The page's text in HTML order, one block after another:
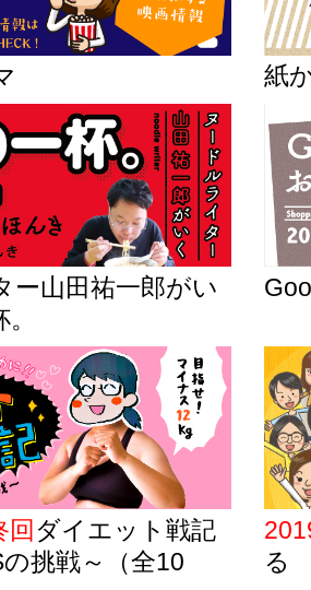
紙
ー山田祐一郎がい
回ダイエット戦記
挑戦～（全10
る